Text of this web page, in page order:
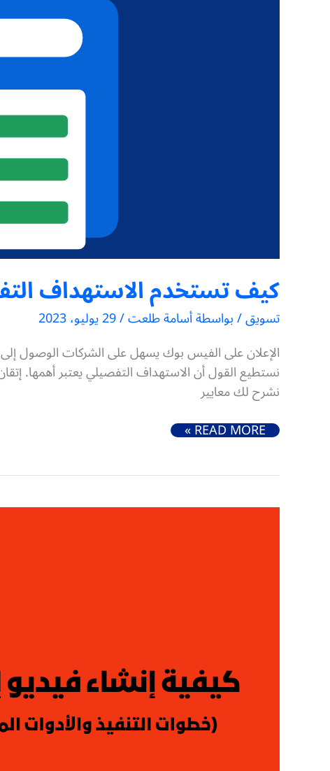
كيف تستخدم الاستهداف
تسويق/ بواسطةأسامة طلعت/29 يوليو، 2023
الإعلان على الفيس بوك يسهل على الشركات الوصول إلى
نستطيع القول أن الاستهداف التفصيلي يعتبر أهمها.
نشرح لك معايير
كيف تستخدم الاستهداف التفصيلي لعمل حملة فيسبوك ناجحة
READ MORE »